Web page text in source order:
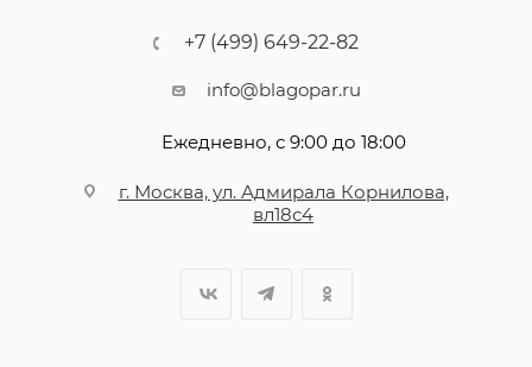
+7 (499) 649-22-82
info@blagopar.ru
Ежедневно, с 9:00 до 18:00
г. Москва, ул. Адмирала Корнилова,
вл18с4